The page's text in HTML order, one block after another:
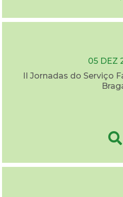
05 DEZ
II Jornadas do Serviço